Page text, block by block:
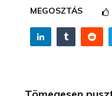
MEGOSZTÁS